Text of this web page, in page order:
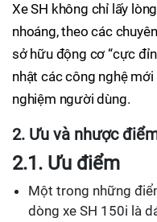
Xe SH không chỉ lấy
nhoáng, theo các
sở hữu động cơ “cực
nhật các công nghệ
nghiệm người dùng.
2. Ưu và nhược
2.1. Ưu điểm
Một trong những
dòng xe SH 150i là